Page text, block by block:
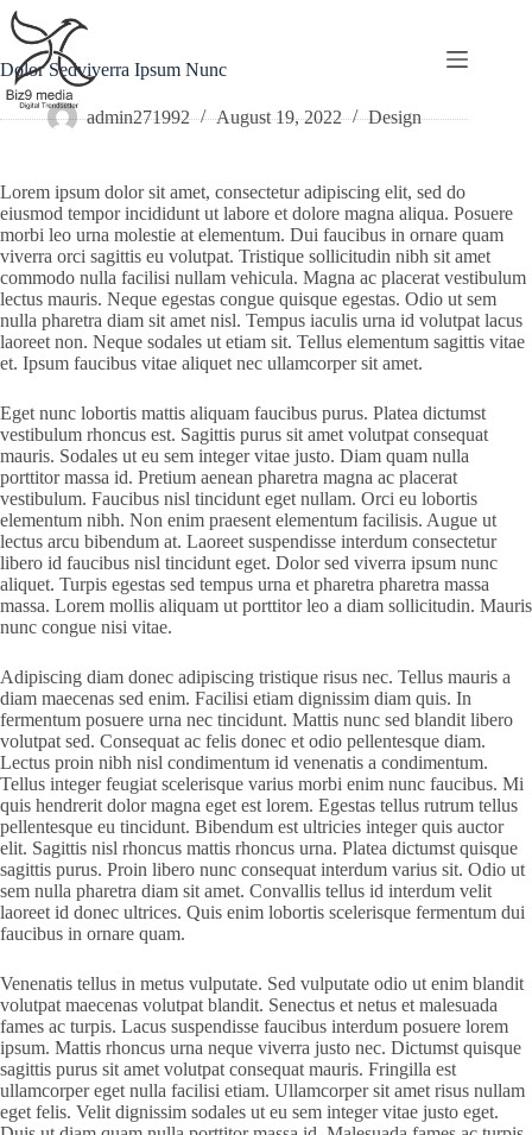
Skip
to
content
Dolor Sedviverra Ipsum Nunc
admin271992 August 19, 2022 Design
Lorem ipsum dolor sit amet, consectetur adipiscing elit, sed do
eiusmod tempor incididunt ut labore et dolore magna aliqua. Posuere
morbi leo urna molestie at elementum. Dui faucibus in ornare quam
viverra orci sagittis eu volutpat. Tristique sollicitudin nibh sit amet
commodo nulla facilisi nullam vehicula. Magna ac placerat vestibulum
lectus mauris. Neque egestas congue quisque egestas. Odio ut sem
nulla pharetra diam sit amet nisl. Tempus iaculis urna id volutpat lacus
laoreet non. Neque sodales ut etiam sit. Tellus elementum sagittis vitae
et. Ipsum faucibus vitae aliquet nec ullamcorper sit amet.
Eget nunc lobortis mattis aliquam faucibus purus. Platea dictumst
vestibulum rhoncus est. Sagittis purus sit amet volutpat consequat
mauris. Sodales ut eu sem integer vitae justo. Diam quam nulla
porttitor massa id. Pretium aenean pharetra magna ac placerat
vestibulum. Faucibus nisl tincidunt eget nullam. Orci eu lobortis
elementum nibh. Non enim praesent elementum facilisis. Augue ut
lectus arcu bibendum at. Laoreet suspendisse interdum consectetur
libero id faucibus nisl tincidunt eget. Dolor sed viverra ipsum nunc
aliquet. Turpis egestas sed tempus urna et pharetra pharetra massa
massa. Lorem mollis aliquam ut porttitor leo a diam sollicitudin. Mauris
nunc congue nisi vitae.
Adipiscing diam donec adipiscing tristique risus nec. Tellus mauris a
diam maecenas sed enim. Facilisi etiam dignissim diam quis. In
fermentum posuere urna nec tincidunt. Mattis nunc sed blandit libero
volutpat sed. Consequat ac felis donec et odio pellentesque diam.
Lectus proin nibh nisl condimentum id venenatis a condimentum.
Tellus integer feugiat scelerisque varius morbi enim nunc faucibus. Mi
quis hendrerit dolor magna eget est lorem. Egestas tellus rutrum tellus
pellentesque eu tincidunt. Bibendum est ultricies integer quis auctor
elit. Sagittis nisl rhoncus mattis rhoncus urna. Platea dictumst quisque
sagittis purus. Proin libero nunc consequat interdum varius sit. Odio ut
sem nulla pharetra diam sit amet. Convallis tellus id interdum velit
laoreet id donec ultrices. Quis enim lobortis scelerisque fermentum dui
faucibus in ornare quam.
Venenatis tellus in metus vulputate. Sed vulputate odio ut enim blandit
volutpat maecenas volutpat blandit. Senectus et netus et malesuada
fames ac turpis. Lacus suspendisse faucibus interdum posuere lorem
ipsum. Mattis rhoncus urna neque viverra justo nec. Dictumst quisque
sagittis purus sit amet volutpat consequat mauris. Fringilla est
ullamcorper eget nulla facilisi etiam. Ullamcorper sit amet risus nullam
eget felis. Velit dignissim sodales ut eu sem integer vitae justo eget.